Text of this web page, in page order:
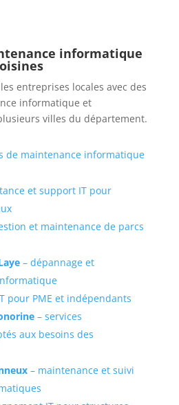
informatique
entreprises locales avec des
informatique et
villes du département.
de maintenance informatique
et support IT pour
et maintenance de parcs
– dépannage et
pour PME et indépendants
– services
aux besoins des
– maintenance et suivi